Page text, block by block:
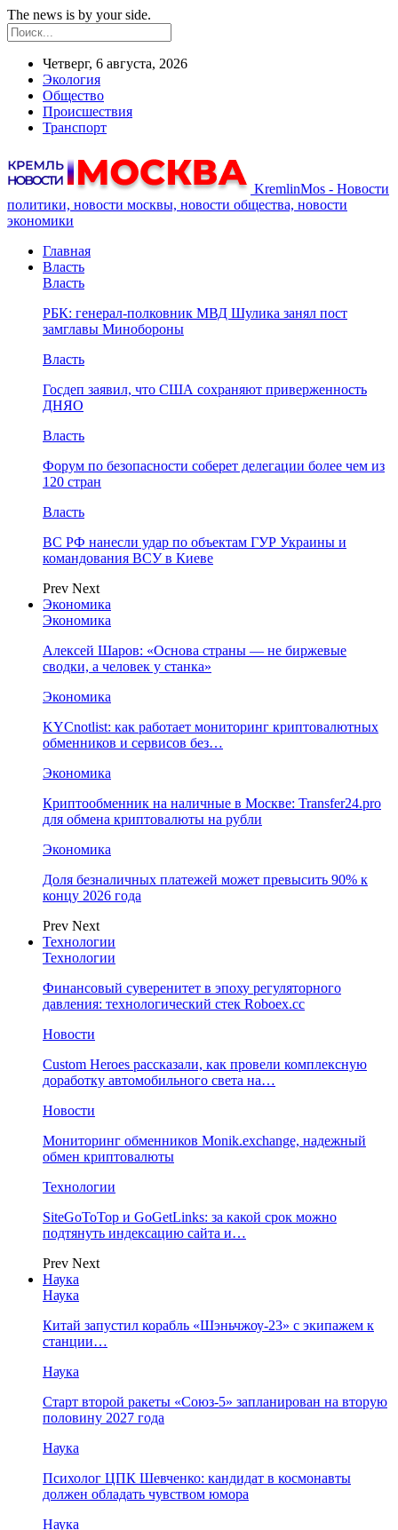
The news is by your side.
Четверг, 6 августа, 2026
Экология
Общество
Происшествия
Транспорт
KremlinMos - Новости
политики, новости москвы, новости общества, новости
экономики
Главная
Власть
Власть
РБК: генерал-полковник МВД Шулика занял пост
замглавы Минобороны
Власть
Госдеп заявил, что США сохраняют приверженность
ДНЯО
Власть
Форум по безопасности соберет делегации более чем из
120 стран
Власть
ВС РФ нанесли удар по объектам ГУР Украины и
командования ВСУ в Киеве
Prev Next
Экономика
Экономика
Алексей Шаров: «Основа страны — не биржевые
сводки, а человек у станка»
Экономика
KYCnotlist: как работает мониторинг криптовалютных
обменников и сервисов без…
Экономика
Криптообменник на наличные в Москве: Transfer24.pro
для обмена криптовалюты на рубли
Экономика
Доля безналичных платежей может превысить 90% к
концу 2026 года
Prev Next
Технологии
Технологии
Финансовый суверенитет в эпоху регуляторного
давления: технологический стек Roboex.cc
Новости
Custom Heroes рассказали, как провели комплексную
доработку автомобильного света на…
Новости
Мониторинг обменников Monik.exchange, надежный
обмен криптовалюты
Технологии
SiteGoToTop и GoGetLinks: за какой срок можно
подтянуть индексацию сайта и…
Prev Next
Наука
Наука
Китай запустил корабль «Шэньчжоу-23» с экипажем к
станции…
Наука
Старт второй ракеты «Союз-5» запланирован на вторую
половину 2027 года
Наука
Психолог ЦПК Шевченко: кандидат в космонавты
должен обладать чувством юмора
Наука